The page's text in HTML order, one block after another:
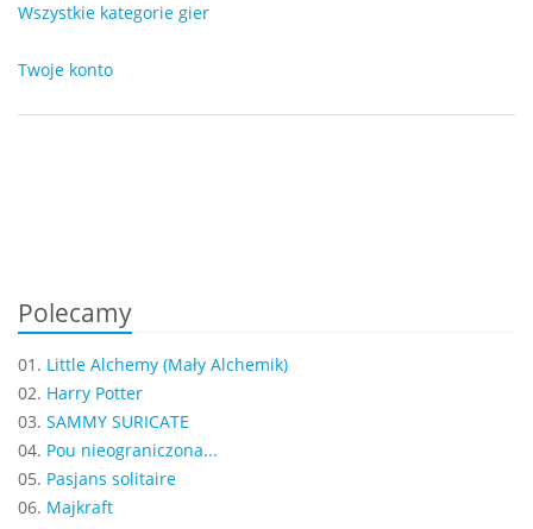
Wszystkie kategorie gier
Twoje konto
Polecamy
01. Little Alchemy (Mały Alchemik)
02. Harry Potter
03. SAMMY SURICATE
04. Pou nieograniczona...
05. Pasjans solitaire
06. Majkraft